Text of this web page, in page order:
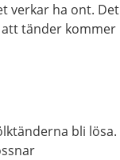
verkar ha ont. Det
tänder kommer
bli lösa.